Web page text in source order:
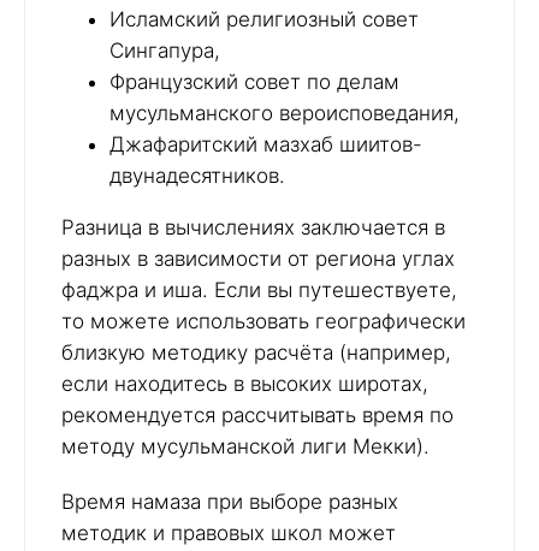
Исламский религиозный совет
Сингапура,
Французский совет по делам
мусульманского вероисповедания,
Джафаритский мазхаб шиитов-
двунадесятников.
Разница в вычислениях заключается в
разных в зависимости от региона углах
фаджра и иша. Если вы путешествуете,
то можете использовать географически
близкую методику расчёта (например,
если находитесь в высоких широтах,
рекомендуется рассчитывать время по
методу мусульманской лиги Мекки).
Время намаза при выборе разных
методик и правовых школ может